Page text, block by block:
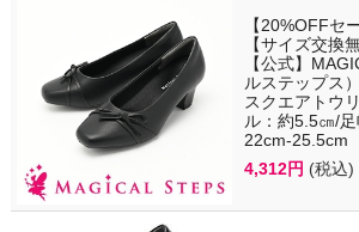
【20%OFFセ
【サイズ交換
【公式】
ルステップス）
スクエアトウ
ル：約5.5㎝/
22cm-25.5cm
4,312円 (税込)